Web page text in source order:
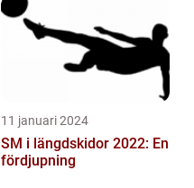
11 januari 2024
SM i längdskidor 2022: En
fördjupning